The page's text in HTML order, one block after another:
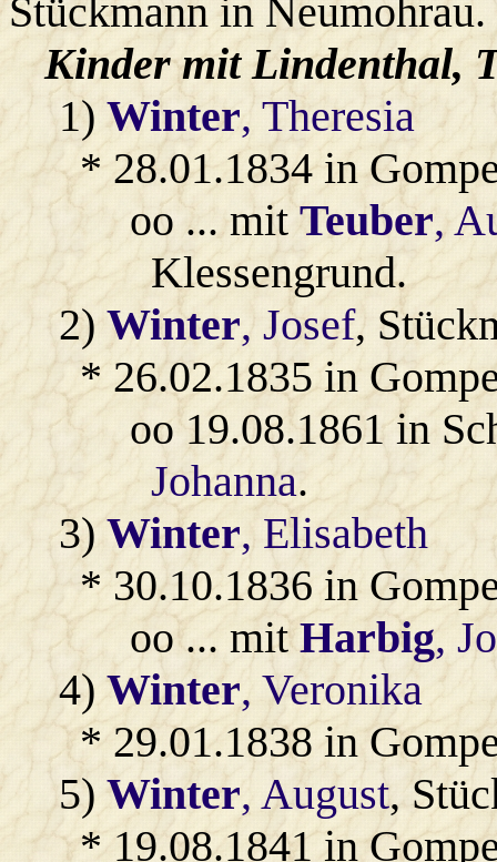
Stückmann in Neumohrau.
Kinder mit Lindenthal,
1)Winter, Theresia
* 28.01.1834 in
oo ... mitTeuber,
Klessengrund.
2)Winter, Josef,
* 26.02.1835 in
oo 19.08.1861 in
Johanna.
3)Winter, Elisabeth
* 30.10.1836 in
oo ... mitHarbig,
4)Winter, Veronika
* 29.01.1838 in
5)Winter, August,
* 19.08.1841 in